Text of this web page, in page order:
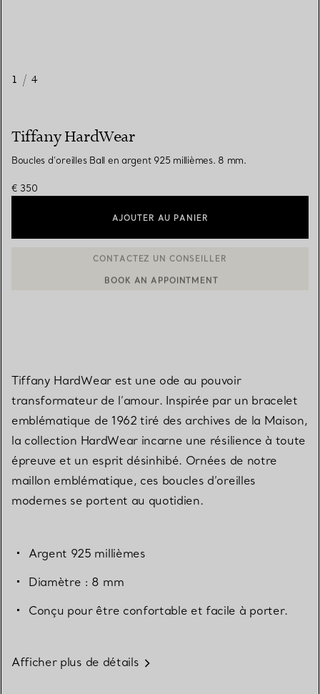
1 / 4
Tiffany HardWear
Boucles d’oreilles Ball en argent 925 millièmes. 8 mm.
€ 350
AJOUTER AU PANIER
Tiffany HardWear est une ode au pouvoir
transformateur de l’amour. Inspirée par un bracelet
emblématique de 1962 tiré des archives de la Maison,
la collection HardWear incarne une résilience à toute
épreuve et un esprit désinhibé. Ornées de notre
maillon emblématique, ces boucles d’oreilles
modernes se portent au quotidien.
Argent 925 millièmes
Diamètre : 8 mm
Conçu pour être confortable et facile à porter.
Afficher plus de détails